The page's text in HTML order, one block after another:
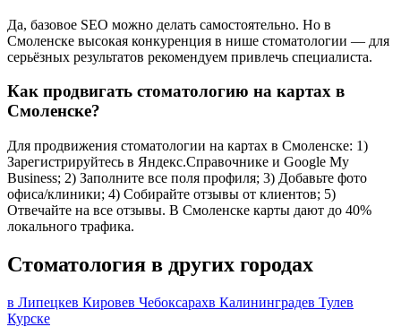
Да, базовое SEO можно делать самостоятельно. Но в
Смоленске высокая конкуренция в нише стоматологии — для
серьёзных результатов рекомендуем привлечь специалиста.
Как продвигать стоматологию на картах в
Смоленске?
Для продвижения стоматологии на картах в Смоленске: 1)
Зарегистрируйтесь в Яндекс.Справочнике и Google My
Business; 2) Заполните все поля профиля; 3) Добавьте фото
офиса/клиники; 4) Собирайте отзывы от клиентов; 5)
Отвечайте на все отзывы. В Смоленске карты дают до 40%
локального трафика.
Стоматология в других городах
в Липецкев Кировев Чебоксарахв Калининградев Тулев
Курске